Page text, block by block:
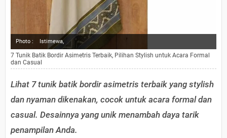
Photo : Istimewa,
7 Tunik Batik Bordir Asimetris Terbaik, Pilihan Stylish untuk Acara Formal
dan Casual
Lihat 7 tunik batik bordir asimetris terbaik yang stylish
dan nyaman dikenakan, cocok untuk acara formal dan
casual. Desainnya yang unik menambah daya tarik
penampilan Anda.